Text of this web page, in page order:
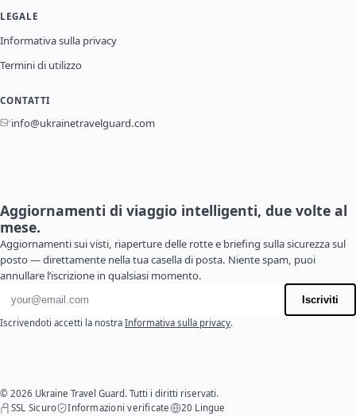
LEGALE
Informativa sulla privacy
Termini di utilizzo
CONTATTI
info@ukrainetravelguard.com
Aggiornamenti di viaggio intelligenti, due volte al
mese.
Aggiornamenti sui visti, riaperture delle rotte e briefing sulla sicurezza sul
posto — direttamente nella tua casella di posta. Niente spam, puoi
annullare l’iscrizione in qualsiasi momento.
Indirizzo email
Iscriviti
Iscrivendoti accetti la nostra Informativa sulla privacy.
© 2026 Ukraine Travel Guard. Tutti i diritti riservati.
SSL Sicuro
Informazioni verificate 20 Lingue